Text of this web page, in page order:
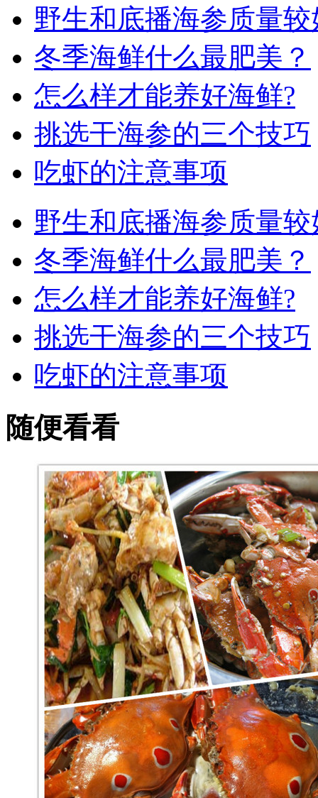
野生和底播海参质量较
冬季海鲜什么最肥美？
怎么样才能养好海鲜?
挑选干海参的三个技巧
吃虾的注意事项
野生和底播海参质量较
冬季海鲜什么最肥美？
怎么样才能养好海鲜?
挑选干海参的三个技巧
吃虾的注意事项
随便看看